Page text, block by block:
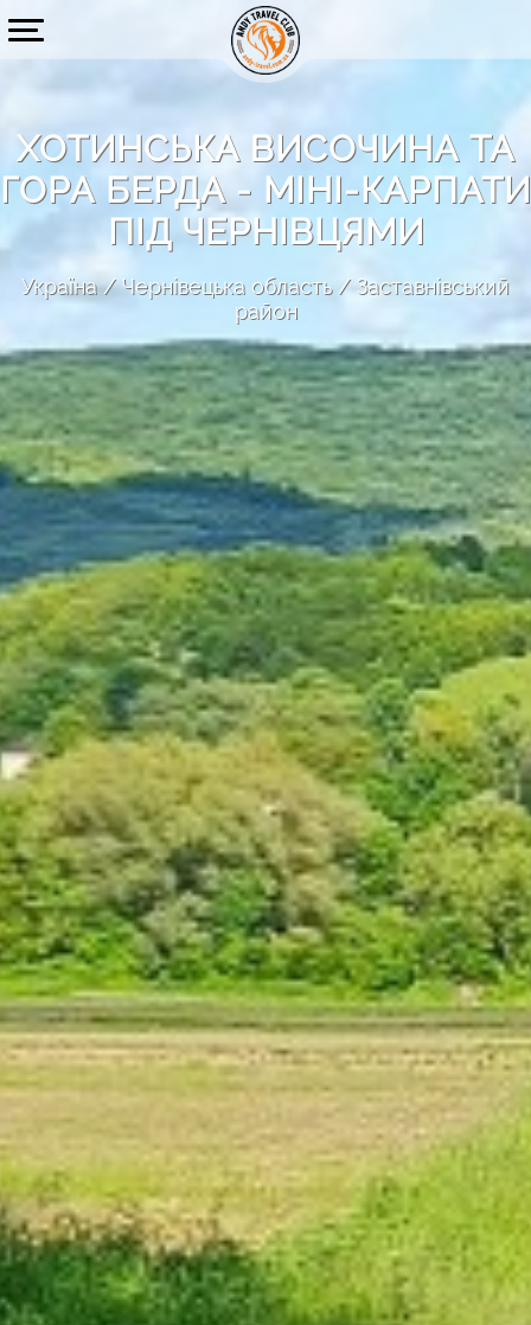
ХОТИНСЬКА ВИСОЧИНА ТА
ГОРА БЕРДА - МІНІ-КАРПАТИ
ПІД ЧЕРНІВЦЯМИ
Україна Чернівецька область
Заставнівський
район